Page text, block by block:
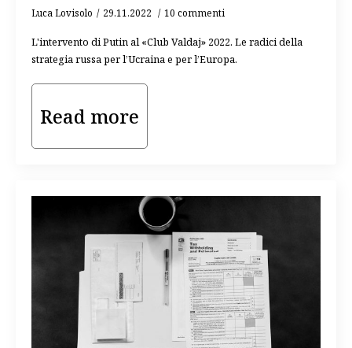
Luca Lovisolo 29.11.2022 10 commenti
L'intervento di Putin al «Club Valdaj» 2022. Le radici della
strategia russa per l’Ucraina e per l’Europa.
Read more